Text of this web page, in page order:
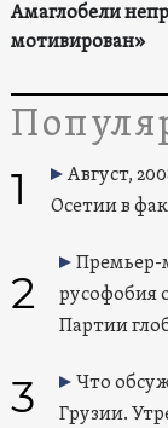
Амаглобели
мотивирован»
1
Август,
Осетии в
2
Премьер-
русофобия
Партии
3
Что
Грузии.